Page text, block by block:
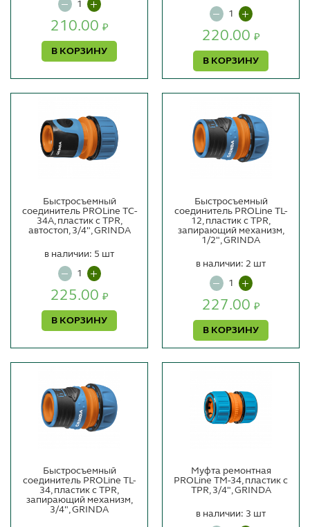
210.00 ₽
В КОРЗИНУ
220.00 ₽
В КОРЗИНУ
Быстросъемный
соединитель PROLine TC-
34А, пластик с TPR,
автостоп, 3/4", GRINDA
225.00 ₽
В КОРЗИНУ
в наличии: 5 шт
Быстросъемный
соединитель PROLine TL-
12, пластик с TPR,
запирающий механизм,
1/2", GRINDA
227.00 ₽
В КОРЗИНУ
в наличии: 2 шт
Быстросъемный
соединитель PROLine TL-
34, пластик с TPR,
запирающий механизм,
3/4", GRINDA
Муфта ремонтная
PROLine TМ-34, пластик с
TPR, 3/4", GRINDA
в наличии: 3 шт